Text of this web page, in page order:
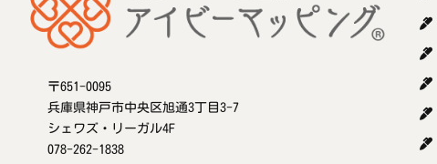
〒651-0095
兵庫県神戸市中央区旭通3丁目3-7
シェワズ・リーガル4F
078-262-1838